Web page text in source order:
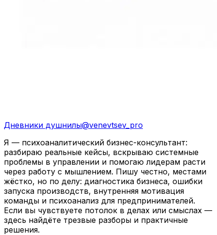
Дневники душнилы@venevtsev_pro
Я — психоаналитический бизнес-консультант:
разбираю реальные кейсы, вскрываю системные
проблемы в управлении и помогаю лидерам расти
через работу с мышлением. Пишу честно, местами
жёстко, но по делу: диагностика бизнеса, ошибки
запуска производств, внутренняя мотивация
команды и психоанализ для предпринимателей.
Если вы чувствуете потолок в делах или смыслах —
здесь найдёте трезвые разборы и практичные
решения.